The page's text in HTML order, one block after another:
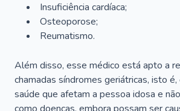
Insuficiência cardíaca;
Osteoporose;
Reumatismo.
Além disso, esse médico está apto a
chamadas síndromes geriátricas, isto
saúde que afetam a pessoa idosa e